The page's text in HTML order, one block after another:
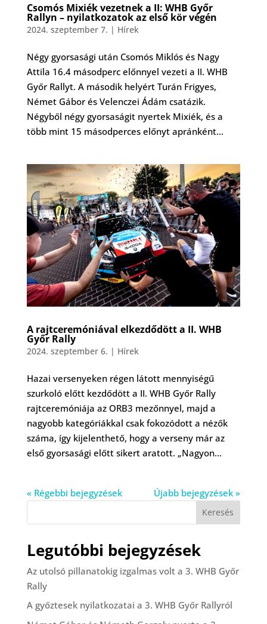
Csomós Mixiék vezetnek a II: WHB Győr
Rallyn – nyilatkozatok az első kör végén
2024. szeptember 7. | Hírek
Négy gyorsasági után Csomós Miklós és Nagy
Attila 16.4 másodperc előnnyel vezeti a II. WHB
Győr Rallyt. A második helyért Turán Frigyes,
Német Gábor és Velenczei Ádám csatázik.
Négyből négy gyorsaságit nyertek Mixiék, és a
több mint 15 másodperces előnyt apránként...
A rajtceremóniával elkezdődött a II. WHB
Győr Rally
2024. szeptember 6. | Hírek
Hazai versenyeken régen látott mennyiségű
szurkoló előtt kezdődött a II. WHB Győr Rally
rajtceremóniája az ORB3 mezőnnyel, majd a
nagyobb kategóriákkal csak fokozódott a nézők
száma, így kijelenthető, hogy a verseny már az
első gyorsasági előtt sikert aratott. „Nagyon...
« Régebbi bejegyzések Újabb bejegyzések »
Keresés
Legutóbbi bejegyzések
Az utolsó pillanatokig izgalmas volt a 3. WHB Győr
Rally
A győztesek nyilatkozatai a 3. WHB Győr Rallyról